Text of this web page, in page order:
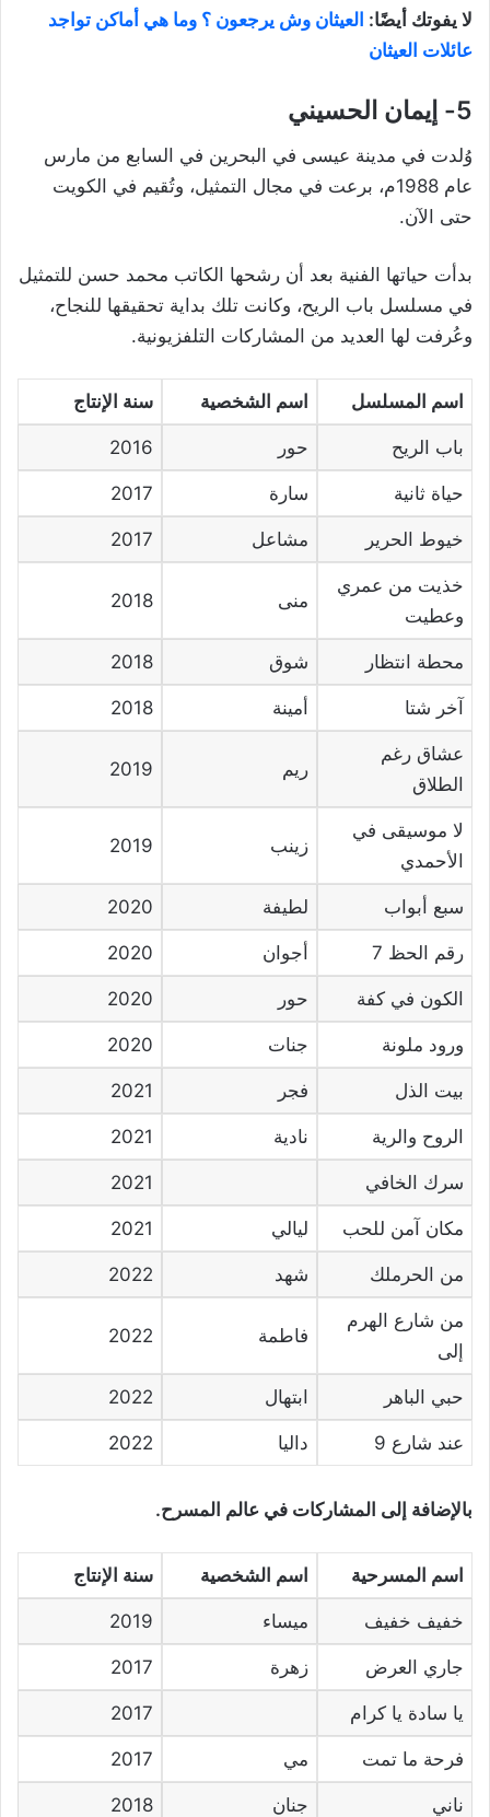
لا يفوتك أيضًا: العيثان وش يرجعون ؟ وما هي أماكن تواجد
عائلات العيثان
5- إيمان الحسيني
وُلدت في مدينة عيسى في البحرين في السابع من مارس
عام 1988م، برعت في مجال التمثيل، وتُقيم في الكويت
حتى الآن.
بدأت حياتها الفنية بعد أن رشحها الكاتب محمد حسن للتمثيل
في مسلسل باب الريح، وكانت تلك بداية تحقيقها للنجاح،
وعُرفت لها العديد من المشاركات التلفزيونية.
اسم المسلسل اسم الشخصية سنة الإنتاج
باب الريح حور 2016
حياة ثانية سارة 2017
خيوط الحرير مشاعل 2017
خذيت من عمري
وعطيت
منى 2018
محطة انتظار شوق 2018
آخر شتا أمينة 2018
عشاق رغم
الطلاق
ريم 2019
لا موسيقى في
الأحمدي
زينب 2019
سبع أبواب لطيفة 2020
رقم الحظ 7 أجوان 2020
الكون في كفة حور 2020
ورود ملونة جنات 2020
بيت الذل فجر 2021
الروح والرية نادية 2021
سرك الخافي 2021
مكان آمن للحب ليالي 2021
من الحرملك شهد 2022
من شارع الهرم
إلى
فاطمة 2022
حبي الباهر ابتهال 2022
عند شارع 9 داليا 2022
بالإضافة إلى المشاركات في عالم المسرح.
اسم المسرحية اسم الشخصية سنة الإنتاج
خفيف خفيف ميساء 2019
جاري العرض زهرة 2017
يا سادة يا كرام 2017
فرحة ما تمت مي 2017
ناني جنان 2018